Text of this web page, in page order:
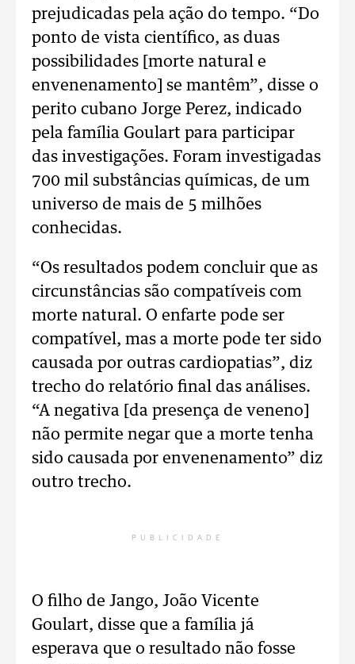
prejudicadas pela ação do tempo. “Do
ponto de vista científico, as duas
possibilidades [morte natural e
envenenamento] se mantêm”, disse o
perito cubano Jorge Perez, indicado
pela família Goulart para participar
das investigações. Foram investigadas
700 mil substâncias químicas, de um
universo de mais de 5 milhões
conhecidas.
“Os resultados podem concluir que as
circunstâncias são compatíveis com
morte natural. O enfarte pode ser
compatível, mas a morte pode ter sido
causada por outras cardiopatias”, diz
trecho do relatório final das análises.
“A negativa [da presença de veneno]
não permite negar que a morte tenha
sido causada por envenenamento” diz
outro trecho.
PUBLICIDADE
O filho de Jango, João Vicente
Goulart, disse que a família já
esperava que o resultado não fosse